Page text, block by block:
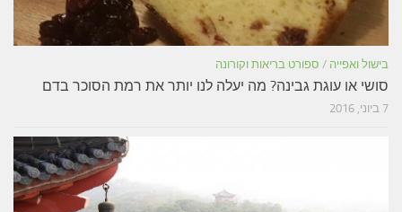
בישול ואפייה / ספורט בריאות וקורונה
סושי או עוגת גבינה? מה יעלה לנו יותר את רמת הסוכר בדם
7 ביוני, 2016